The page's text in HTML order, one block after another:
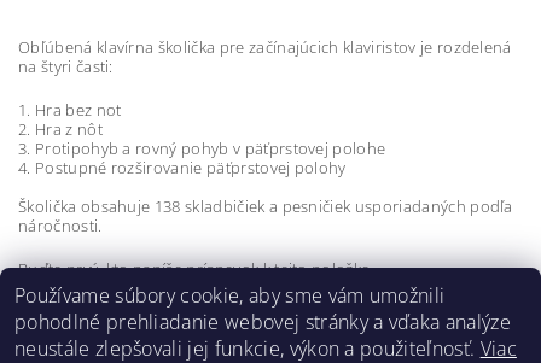
Obľúbená klavírna školička pre začínajúcich klaviristov je rozdelená
na štyri časti:
1. Hra bez not
2. Hra z nôt
3. Protipohyb a rovný pohyb v päťprstovej polohe
4. Postupné rozširovanie päťprstovej polohy
Školička obsahuje 138 skladbičiek a pesničiek usporiadaných podľa
náročnosti.
Buďte prvý, kto napíše príspevok k tejto položke.
Pridať komentár
Používame súbory cookie, aby sme vám umožnili
pohodlné prehliadanie webovej stránky a vďaka analýze
neustále zlepšovali jej funkcie, výkon a použiteľnosť. Viac